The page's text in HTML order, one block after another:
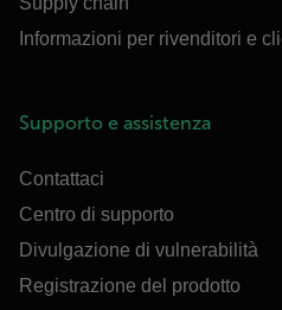
Informazioni per rivenditori e
Supporto e assistenza
Contattaci
Centro di supporto
Divulgazione di vulnerabilità
Registrazione del prodotto